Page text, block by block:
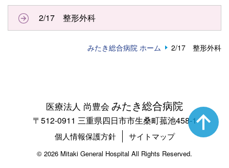
2/17 整形外科
みたき総合病院 ホーム 2/17 整形外科
医療法人 尚豊会 みたき総合病院
〒512-0911 三重県四日市市生桑町菰池458-1
個人情報保護方針 サイトマップ
© 2026 Mitaki General Hospital All Rights Reserved.